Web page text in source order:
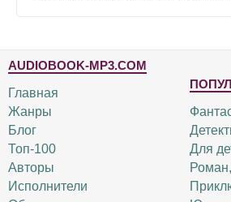
AUDIOBOOK-MP3.COM
Главная
Жанры
Блог
Топ-100
Авторы
Исполнители
Для